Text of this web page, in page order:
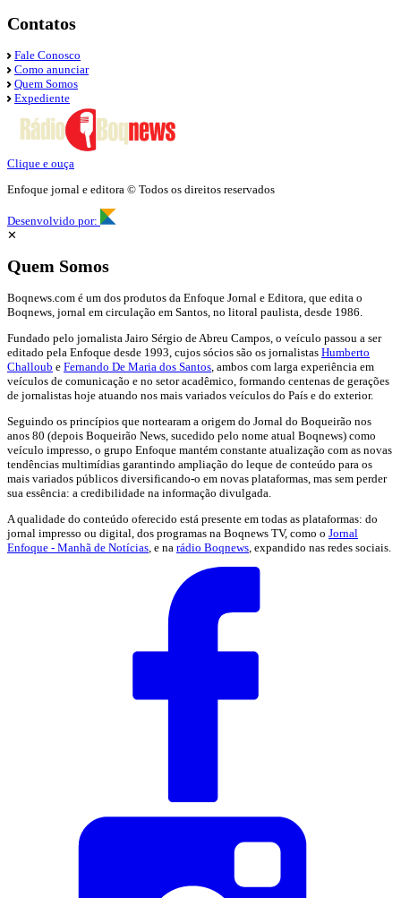
Contatos
Fale Conosco
Como anunciar
Quem Somos
Expediente
Clique e ouça
Enfoque jornal e editora © Todos os direitos reservados
Desenvolvido por:
✕
Quem Somos
Boqnews.com é um dos produtos da Enfoque Jornal e Editora, que edita o
Boqnews, jornal em circulação em Santos, no litoral paulista, desde 1986.
Fundado pelo jornalista Jairo Sérgio de Abreu Campos, o veículo passou a ser
editado pela Enfoque desde 1993, cujos sócios são os jornalistas Humberto
Challoub e Fernando De Maria dos Santos, ambos com larga experiência em
veículos de comunicação e no setor acadêmico, formando centenas de gerações
de jornalistas hoje atuando nos mais variados veículos do País e do exterior.
Seguindo os princípios que nortearam a origem do Jornal do Boqueirão nos
anos 80 (depois Boqueirão News, sucedido pelo nome atual Boqnews) como
veículo impresso, o grupo Enfoque mantém constante atualização com as novas
tendências multimídias garantindo ampliação do leque de conteúdo para os
mais variados públicos diversificando-o em novas plataformas, mas sem perder
sua essência: a credibilidade na informação divulgada.
A qualidade do conteúdo oferecido está presente em todas as plataformas: do
jornal impresso ou digital, dos programas na Boqnews TV, como o Jornal
Enfoque - Manhã de Notícias, e na rádio Boqnews, expandido nas redes sociais.